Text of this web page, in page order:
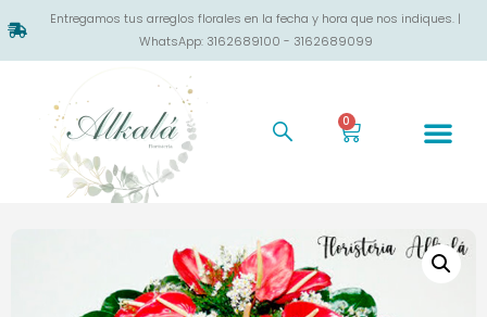
Entregamos tus arreglos florales en la fecha y hora que nos indiques. |
WhatsApp: 3162689100 - 3162689099
0